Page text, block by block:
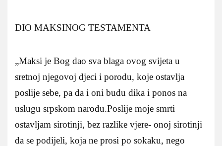
DIO MAKSINOG TESTAMENTA
„Maksi je Bog dao sva blaga ovog svijeta u
sretnoj njegovoj djeci i porodu, koje ostavlja
poslije sebe, pa da i oni budu dika i ponos na
uslugu srpskom narodu.Poslije moje smrti
ostavljam sirotinji, bez razlike vjere- onoj sirotinji
da se podijeli, koja ne prosi po sokaku, nego